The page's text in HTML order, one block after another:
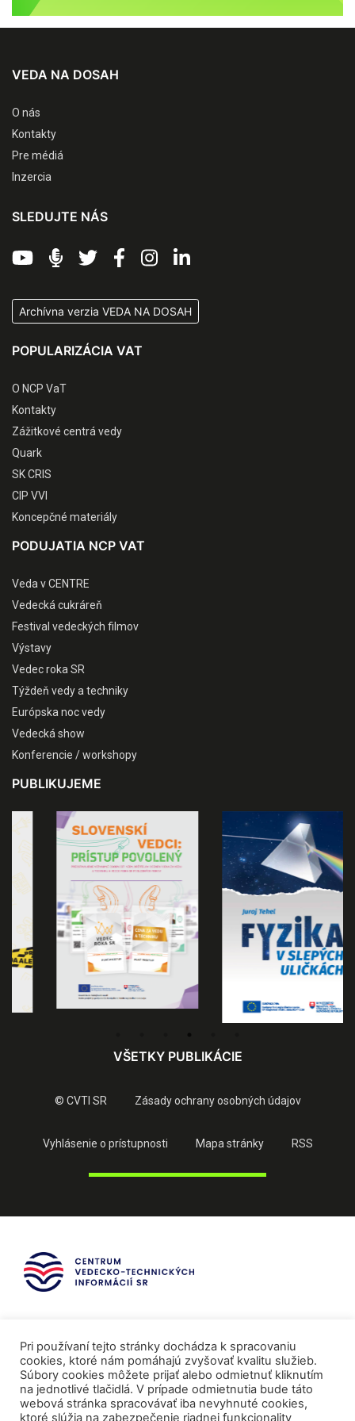
VEDA NA DOSAH
O nás
Kontakty
Pre médiá
Inzercia
SLEDUJTE NÁS
Archívna verzia VEDA NA DOSAH
POPULARIZÁCIA VAT
O NCP VaT
Kontakty
Zážitkové centrá vedy
Quark
SK CRIS
CIP VVI
Koncepčné materiály
PODUJATIA NCP VAT
Veda v CENTRE
Vedecká cukráreň
Festival vedeckých filmov
Výstavy
Vedec roka SR
Týždeň vedy a techniky
Európska noc vedy
Vedecká show
Konferencie / workshopy
PUBLIKUJEME
VŠETKY PUBLIKÁCIE
© CVTI SR Zásady ochrany osobných údajov
Vyhlásenie o prístupnosti Mapa stránky RSS
Pri používaní tejto stránky dochádza k spracovaniu
cookies, ktoré nám pomáhajú zvyšovať kvalitu služieb.
Súbory cookies môžete prijať alebo odmietnuť kliknutím
na jednotlivé tlačidlá. V prípade odmietnutia bude táto
webová stránka spracovávať iba nevyhnuté cookies,
ktoré slúžia na zabezpečenie riadnej funkcionality